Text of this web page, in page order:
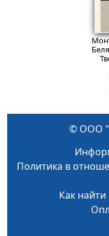
© ООО
Политика в
Как найти